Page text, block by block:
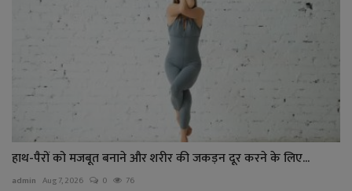
हाथ-पैरों को मजबूत बनाने और शरीर की जकड़न दूर करने के लिए...
admin Aug 7, 2026 0 76